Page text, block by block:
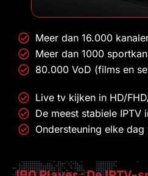
Meer dan 16.000
Meer dan 1000
80.000 VoD (films en
Live tv kijken in HD/
De meest stabiele IPTV
Ondersteuning elke